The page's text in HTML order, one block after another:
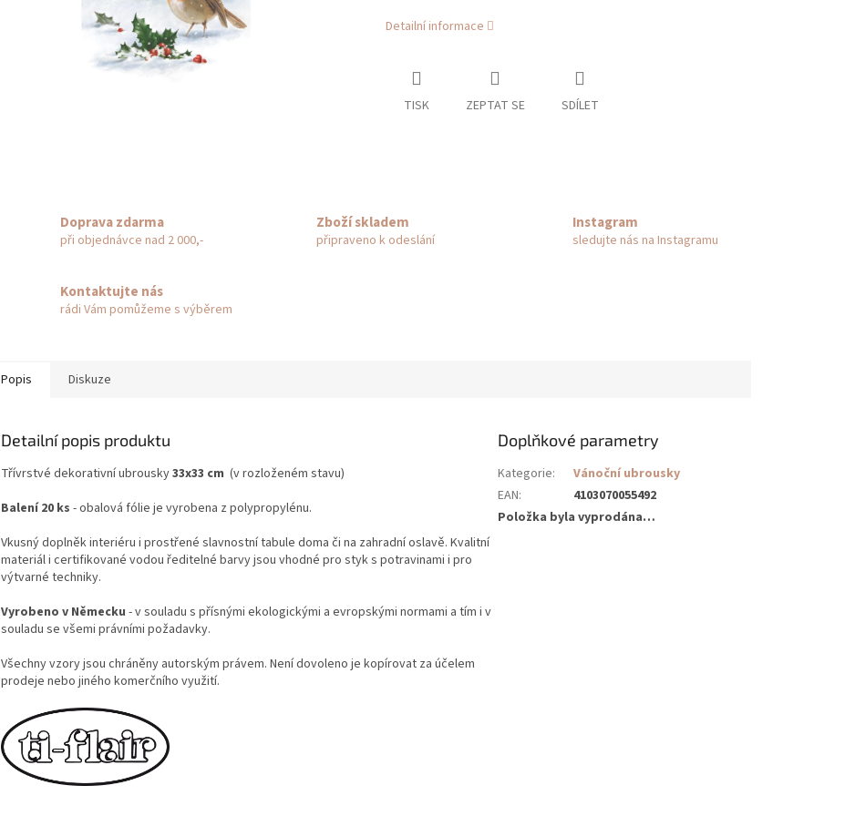
Detailní informace
TISK ZEPTAT SE SDÍLET
Doprava zdarma
při objednávce nad 2 000,-
Zboží skladem
připraveno k odeslání
Instagram
sledujte nás na Instagramu
Kontaktujte nás
rádi Vám pomůžeme s výběrem
Popis Diskuze
Detailní popis produktu
Třívrstvé dekorativní ubrousky33x33 cm (v rozloženém stavu)
Balení 20 ks - obalová fólie je vyrobena z polypropylénu.
Vkusný doplněk interiéru i prostřené slavnostní tabule doma či na zahradní oslavě. Kvalitní
materiál i certifikované vodou ředitelné barvy jsou vhodné pro styk s potravinami i pro
výtvarné techniky.
Vyrobeno v Německu - v souladu s přísnými ekologickými a evropskými normami a tím i v
souladu se všemi právními požadavky.
Všechny vzory jsou chráněny autorským právem. Není dovoleno je kopírovat za účelem
prodeje nebo jiného komerčního využití.
Doplňkové parametry
Kategorie:
Vánoční ubrousky
EAN:
4103070055492
Položka byla vyprodána…